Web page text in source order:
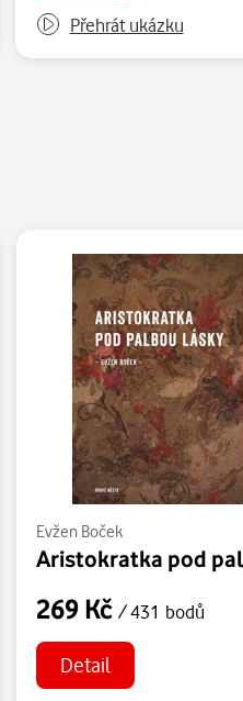
Přehrát ukázku
Evžen Boček
269 Kč / 431 bodů
Detail